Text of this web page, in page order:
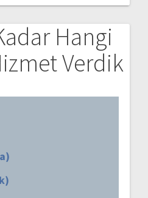
Hangi
Verdik